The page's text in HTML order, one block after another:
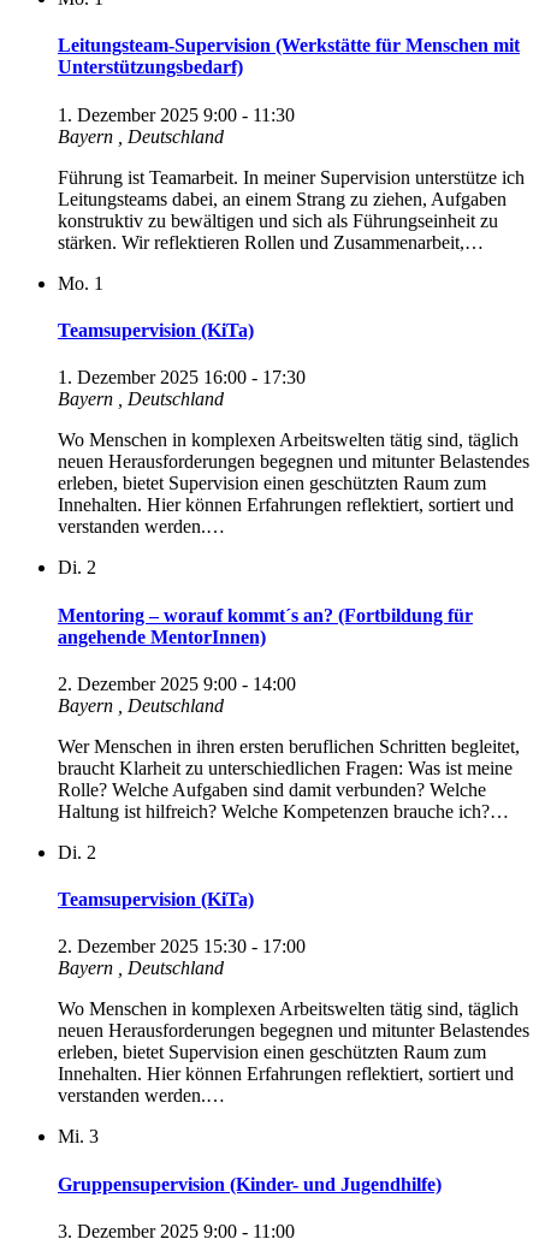
Leitungsteam-Supervision (Werkstätte für Menschen mit
Unterstützungsbedarf)
1. Dezember 2025 9:00 - 11:30
Bayern
, Deutschland
Führung ist Teamarbeit. In meiner Supervision unterstütze ich
Leitungsteams dabei, an einem Strang zu ziehen, Aufgaben
konstruktiv zu bewältigen und sich als Führungseinheit zu
stärken. Wir reflektieren Rollen und Zusammenarbeit,…
Mo. 1
Teamsupervision (KiTa)
1. Dezember 2025 16:00 - 17:30
Bayern
, Deutschland
Wo Menschen in komplexen Arbeitswelten tätig sind, täglich
neuen Herausforderungen begegnen und mitunter Belastendes
erleben, bietet Supervision einen geschützten Raum zum
Innehalten. Hier können Erfahrungen reflektiert, sortiert und
verstanden werden.…
Di. 2
Mentoring – worauf kommt´s an? (Fortbildung für
angehende MentorInnen)
2. Dezember 2025 9:00 - 14:00
Bayern
, Deutschland
Wer Menschen in ihren ersten beruflichen Schritten begleitet,
braucht Klarheit zu unterschiedlichen Fragen: Was ist meine
Rolle? Welche Aufgaben sind damit verbunden? Welche
Haltung ist hilfreich? Welche Kompetenzen brauche ich?…
Di. 2
Teamsupervision (KiTa)
2. Dezember 2025 15:30 - 17:00
Bayern
, Deutschland
Wo Menschen in komplexen Arbeitswelten tätig sind, täglich
neuen Herausforderungen begegnen und mitunter Belastendes
erleben, bietet Supervision einen geschützten Raum zum
Innehalten. Hier können Erfahrungen reflektiert, sortiert und
verstanden werden.…
Mi. 3
Gruppensupervision (Kinder- und Jugendhilfe)
3. Dezember 2025 9:00 - 11:00